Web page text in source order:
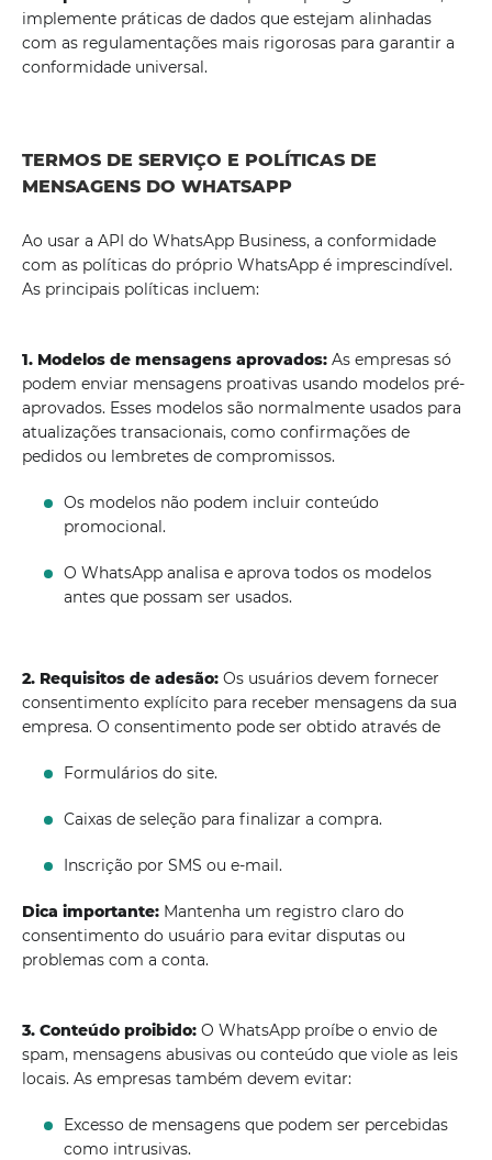
implemente práticas de dados que estejam alinhadas
com as regulamentações mais rigorosas para garantir a
conformidade universal.
TERMOS DE SERVIÇO E POLÍTICAS DE
MENSAGENS DO WHATSAPP
Ao usar a API do WhatsApp Business, a conformidade
com as políticas do próprio WhatsApp é imprescindível.
As principais políticas incluem:
1. Modelos de mensagens aprovados: As empresas só
podem enviar mensagens proativas usando modelos pré-
aprovados. Esses modelos são normalmente usados ​​para
atualizações transacionais, como confirmações de
pedidos ou lembretes de compromissos.
Os modelos não podem incluir conteúdo
promocional.
O WhatsApp analisa e aprova todos os modelos
antes que possam ser usados.
2. Requisitos de adesão: Os usuários devem fornecer
consentimento explícito para receber mensagens da sua
empresa. O consentimento pode ser obtido através de
Formulários do site.
Caixas de seleção para finalizar a compra.
Inscrição por SMS ou e-mail.
Dica importante: Mantenha um registro claro do
consentimento do usuário para evitar disputas ou
problemas com a conta.
3. Conteúdo proibido: O WhatsApp proíbe o envio de
spam, mensagens abusivas ou conteúdo que viole as leis
locais. As empresas também devem evitar:
Excesso de mensagens que podem ser percebidas
como intrusivas.